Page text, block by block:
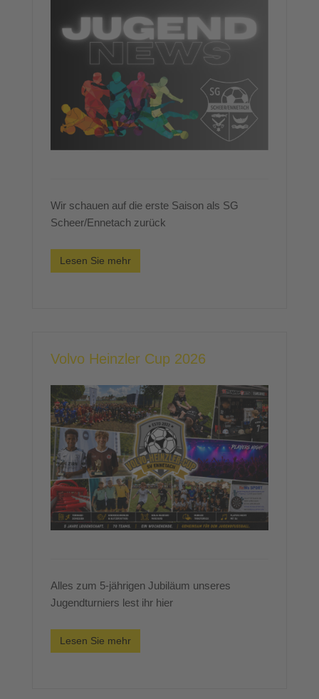
Wir schauen auf die erste Saison als SG
Scheer/Ennetach zurück
Lesen Sie mehr
Volvo Heinzler Cup 2026
Alles zum 5-jährigen Jubiläum unseres
Jugendturniers lest ihr hier
Lesen Sie mehr